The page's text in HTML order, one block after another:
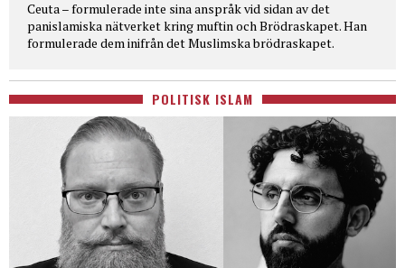
Ceuta – formulerade inte sina anspråk vid sidan av det
panislamiska nätverket kring muftin och Brödraskapet. Han
formulerade dem inifrån det Muslimska brödraskapet.
POLITISK ISLAM